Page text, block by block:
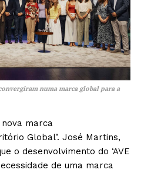
numa marca global para a
marca
Global’. José Martins,
o desenvolvimento do ‘AVE
de uma marca